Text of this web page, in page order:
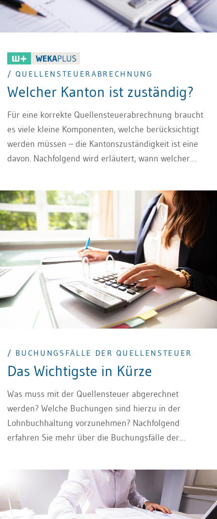
/ QUELLENSTEUERABRECHNUNG
Welcher Kanton ist zuständig?
Für eine korrekte Quellensteuerabrechnung braucht
es viele kleine Komponenten, welche berücksichtigt
werden müssen – die Kantonszuständigkeit ist eine
davon. Nachfolgend wird erläutert, wann welcher
/ BUCHUNGSFÄLLE DER QUELLENSTEUER
Das Wichtigste in Kürze
Was muss mit der Quellensteuer abgerechnet
werden? Welche Buchungen sind hierzu in der
Lohnbuchhaltung vorzunehmen? Nachfolgend
erfahren Sie mehr über die Buchungsfälle der